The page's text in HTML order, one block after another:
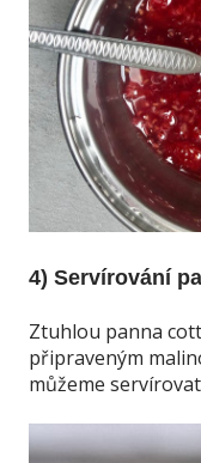
4) Servírování
Ztuhlou panna
připraveným
můžeme